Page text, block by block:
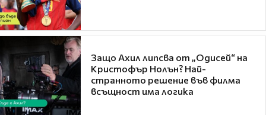
Защо Ахил липсва от „Одисей“ на
Кристофър Нолън? Най-
странното решение във филма
всъщност има логика